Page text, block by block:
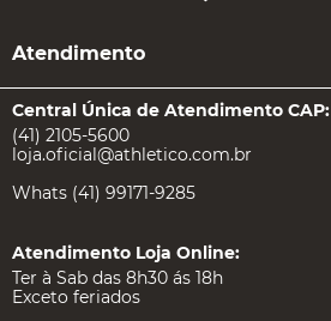
Atendimento
Central Única de Atendimento CAP:
(41) 2105-5600
loja.oficial@athletico.com.br
Whats (41) 99171-9285
Atendimento Loja Online:
Ter à Sab das 8h30 ás 18h
Exceto feriados